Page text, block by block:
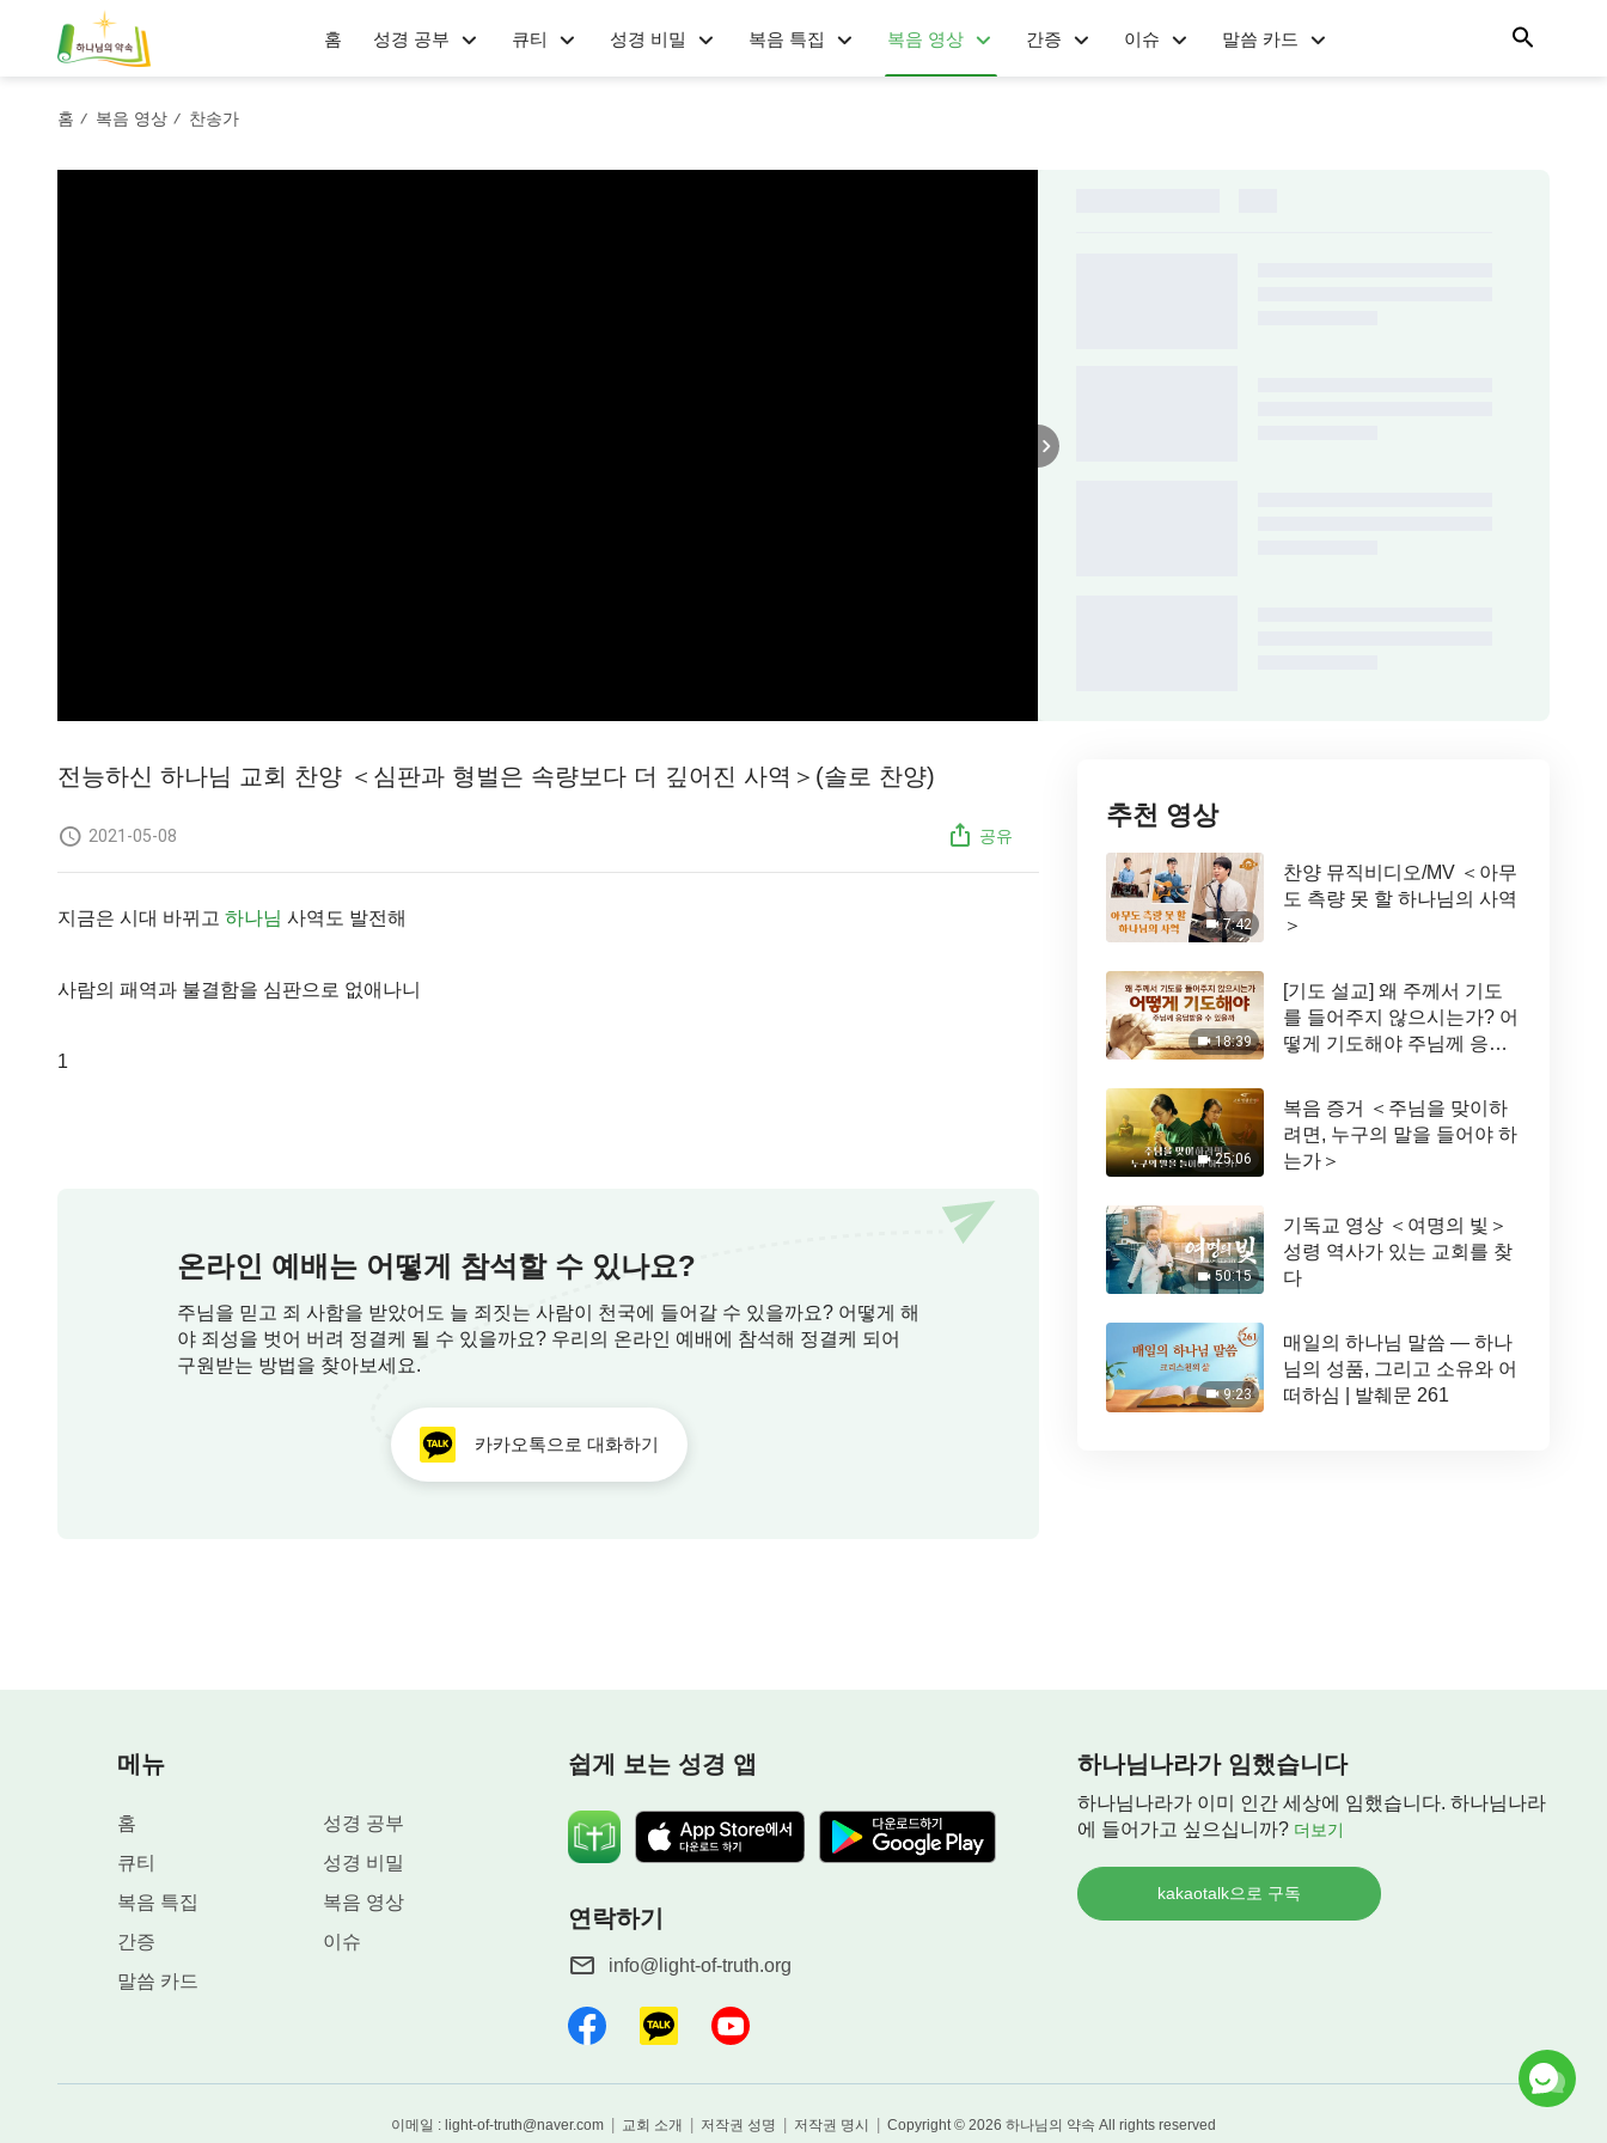
홈 성경 공부 큐티 성경 비밀 복음 특집 복음 영상 간증 이슈 말씀 카드
홈 / 복음 영상 / 찬송가
전능하신 하나님 교회 찬양 ＜심판과 형벌은 속량보다 더 깊어진 사역＞(솔로 찬양)
2021-05-08 공유
지금은 시대 바뀌고 하나님 사역도 발전해
사람의 패역과 불결함을 심판으로 없애나니
1
이번 단계는 심판과 말씀의 채찍질, 징계와 폭로로
사람 내면의 불의 드러내 구원하나니
지금은 말씀의
심판, 형벌, 연단 통해 사람 성품에 변화 생기니
이번 단계는 심판과 말씀의 채찍질, 징계와 폭로로
온라인 예배는 어떻게 참석할 수 있나요?
주님을 믿고 죄 사함을 받았어도 늘 죄짓는 사람이 천국에 들어갈 수 있을까요? 어떻게 해
야 죄성을 벗어 버려 정결케 될 수 있을까요? 우리의 온라인 예배에 참석해 정결케 되어
구원받는 방법을 찾아보세요.
카카오톡으로 대화하기
추천 영상
7:42
찬양 뮤직비디오/MV ＜아무
도 측량 못 할 하나님의 사역
＞
18:39
[기도 설교] 왜 주께서 기도
를 들어주지 않으시는가? 어
떻게 기도해야 주님께 응답
25:06
복음 증거 ＜주님을 맞이하
려면, 누구의 말을 들어야 하
는가＞
50:15
기독교 영상 ＜여명의 빛＞
성령 역사가 있는 교회를 찾
다
9:23
매일의 하나님 말씀 ― 하나
님의 성품, 그리고 소유와 어
떠하심 | 발췌문 261
메뉴
홈
성경 공부
큐티
성경 비밀
복음 특집
복음 영상
간증
이슈
말씀 카드
쉽게 보는 성경 앱
연락하기
info@light-of-truth.org
하나님나라가 임했습니다
하나님나라가 이미 인간 세상에 임했습니다. 하나님나라
에 들어가고 싶으십니까? 더보기
kakaotalk으로 구독
이메일 : light-of-truth@naver.com 교회 소개 저작권 성명 저작권 명시 Copyright © 2026 하나님의 약속 All rights reserved